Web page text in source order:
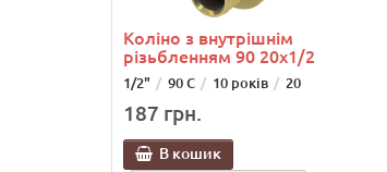
Коліно з внутрішнім
різьбленням 90 20х1/2
1/2" 90 С 10 років 20
187 грн.
В кошик